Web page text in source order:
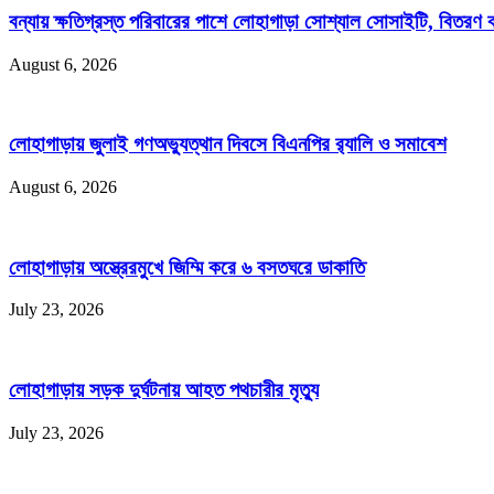
বন্যায় ক্ষতিগ্রস্ত পরিবারের পাশে লোহাগাড়া সোশ্যাল সোসাইটি, বিতরণ
August 6, 2026
লোহাগাড়ায় জুলাই গণঅভ্যুত্থান দিবসে বিএনপির র‌্যালি ও সমাবেশ
August 6, 2026
লোহাগাড়ায় অস্ত্রেরমুখে জিম্মি করে ৬ বসতঘরে ডাকাতি
July 23, 2026
লোহাগাড়ায় সড়ক দুর্ঘটনায় আহত পথচারীর মৃত্যু
July 23, 2026